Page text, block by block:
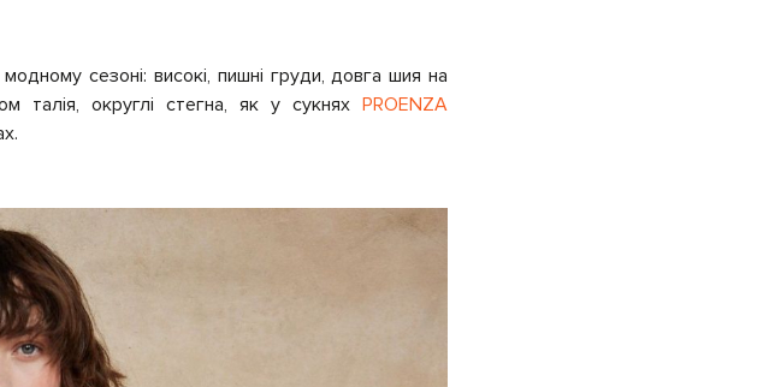
сезоні: високі, пишні груди, довга шия на
талія, округлі стегна, як у сукнях PROENZA